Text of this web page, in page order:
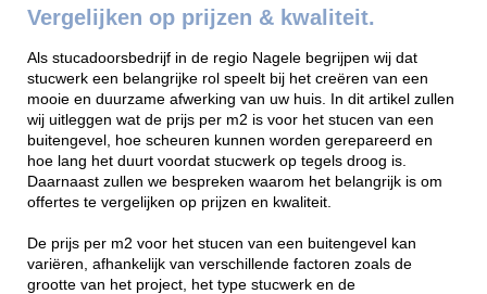
Vergelijken op prijzen & kwaliteit.
Als stucadoorsbedrijf in de regio Nagele begrijpen wij dat
stucwerk een belangrijke rol speelt bij het creëren van een
mooie en duurzame afwerking van uw huis. In dit artikel zullen
wij uitleggen wat de prijs per m2 is voor het stucen van een
buitengevel, hoe scheuren kunnen worden gerepareerd en
hoe lang het duurt voordat stucwerk op tegels droog is.
Daarnaast zullen we bespreken waarom het belangrijk is om
offertes te vergelijken op prijzen en kwaliteit.
De prijs per m2 voor het stucen van een buitengevel kan
variëren, afhankelijk van verschillende factoren zoals de
grootte van het project, het type stucwerk en de